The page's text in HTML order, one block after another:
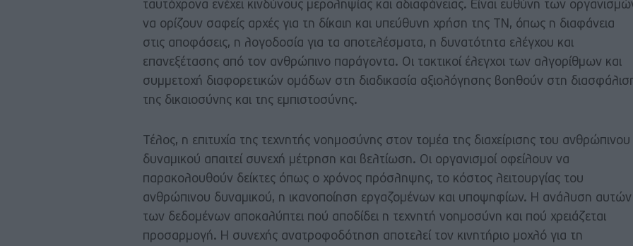
ταυτόχρονα ενέχει κινδύνους μεροληψίας και αδιαφάνειας. Είναι ευθύνη των
να ορίζουν σαφείς αρχές για τη δίκαιη και υπεύθυνη χρήση της ΤΝ, όπως η διαφάνεια
στις αποφάσεις, η λογοδοσία για τα αποτελέσματα, η δυνατότητα ελέγχου και
επανεξέτασης από τον ανθρώπινο παράγοντα. Οι τακτικοί έλεγχοι των αλγορίθμων και
συμμετοχή διαφορετικών ομάδων στη διαδικασία αξιολόγησης βοηθούν στη
της δικαιοσύνης και της εμπιστοσύνης.
Τέλος, η επιτυχία της τεχνητής νοημοσύνης στον τομέα της διαχείρισης του ανθρώπινου
δυναμικού απαιτεί συνεχή μέτρηση και βελτίωση. Οι οργανισμοί οφείλουν να
παρακολουθούν δείκτες όπως ο χρόνος πρόσληψης, το κόστος λειτουργίας του
ανθρώπινου δυναμικού, η ικανοποίηση εργαζομένων και υποψηφίων. Η ανάλυση αυτών
των δεδομένων αποκαλύπτει πού αποδίδει η τεχνητή νοημοσύνη και πού χρειάζεται
προσαρμογή. Η συνεχής ανατροφοδότηση αποτελεί τον κινητήριο μοχλό για τη